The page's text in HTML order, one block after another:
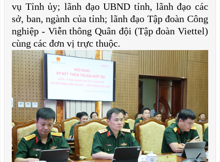
vụ Tỉnh ủy; lãnh đạo UBND tỉnh, lãnh đạo các
sở, ban, ngành của tỉnh; lãnh đạo Tập đoàn Công
nghiệp - Viễn thông Quân đội (Tập đoàn Viettel)
cùng các đơn vị trực thuộc.